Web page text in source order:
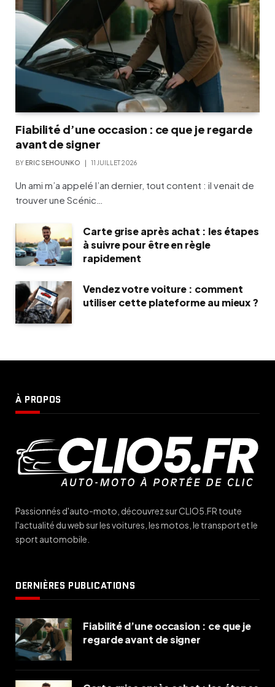
Fiabilité d’une occasion : ce que je regarde
avant de signer
BY ERIC SEHOUNKO 11 JUILLET 2026
Un ami m’a appelé l’an dernier, tout content : il venait de
trouver une Scénic…
Carte grise après achat : les étapes
à suivre pour être en règle
rapidement
Vendez votre voiture : comment
utiliser cette plateforme au mieux ?
À PROPOS
Passionnés d'auto-moto, découvrez sur CLIO5.FR toute
l'actualité du web sur les voitures, les motos, le transport et le
sport automobile.
DERNIÈRES PUBLICATIONS
Fiabilité d’une occasion : ce que je
regarde avant de signer